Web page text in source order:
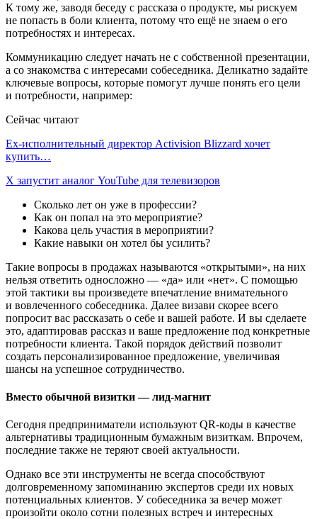
К тому же, заводя беседу с рассказа о продукте, мы рискуем
не попасть в боли клиента, потому что ещё не знаем о его
потребностях и интересах.
Коммуникацию следует начать не с собственной презентации,
а со знакомства с интересами собеседника. Деликатно задайте
ключевые вопросы, которые помогут лучше понять его цели
и потребности, например:
Сейчас читают
Ex-исполнительный директор Activision Blizzard хочет
купить…
X запустит аналог YouTube для телевизоров
Сколько лет он уже в профессии?
Как он попал на это мероприятие?
Какова цель участия в мероприятии?
Какие навыки он хотел бы усилить?
Такие вопросы в продажах называются «открытыми», на них
нельзя ответить односложно — «да» или «нет». С помощью
этой тактики вы произведете впечатление внимательного
и вовлеченного собеседника. Далее визави скорее всего
попросит вас рассказать о себе и вашей работе. И вы сделаете
это, адаптировав рассказ и ваше предложение под конкретные
потребности клиента. Такой порядок действий позволит
создать персонализированное предложение, увеличивая
шансы на успешное сотрудничество.
Вместо обычной визитки — лид-магнит
Сегодня предприниматели используют QR-коды в качестве
альтернативы традиционным бумажным визиткам. Впрочем,
последние также не теряют своей актуальности.
Однако все эти инструменты не всегда способствуют
долговременному запоминанию экспертов среди их новых
потенциальных клиентов. У собеседника за вечер может
произойти около сотни полезных встреч и интересных